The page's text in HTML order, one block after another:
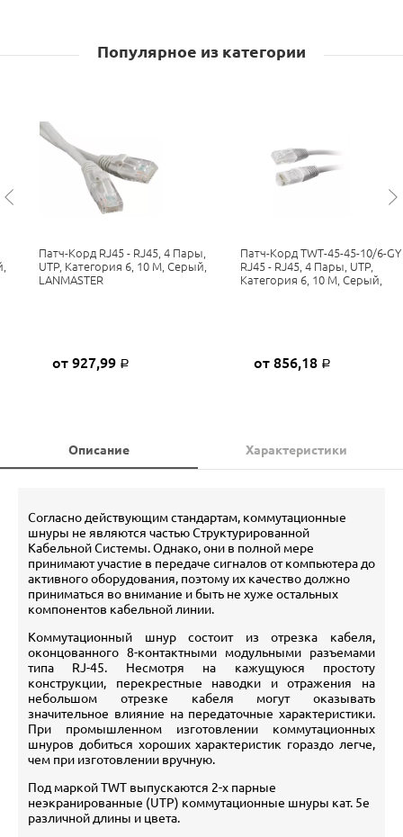
Популярное из категории
Патч-Корд RJ45 - RJ45, 4 Пары,
UTP, Категория 6, 10 М, Серый,
LANMASTER
от 927,99 Р
Патч-Корд TWT-45-45-10/6-GY
RJ45 - RJ45, 4 Пары, UTP,
Категория 6, 10 М, Серый,
от 856,18 Р
Описание Характеристики
Согласно действующим стандартам, коммутационные
шнуры не являются частью Структурированной
Кабельной Системы. Однако, они в полной мере
принимают участие в передаче сигналов от компьютера до
активного оборудования, поэтому их качество должно
приниматься во внимание и быть не хуже остальных
компонентов кабельной линии.
Коммутационный шнур состоит из отрезка кабеля,
оконцованного 8-контактными модульными разъемами
типа RJ-45. Несмотря на кажущуюся простоту
конструкции, перекрестные наводки и отражения на
небольшом отрезке кабеля могут оказывать
значительное влияние на передаточные характеристики.
При промышленном изготовлении коммутационных
шнуров добиться хороших характеристик гораздо легче,
чем при изготовлении вручную.
Под маркой TWT выпускаются 2-х парные
неэкранированные (UTP) коммутационные шнуры кат. 5е
различной длины и цвета.